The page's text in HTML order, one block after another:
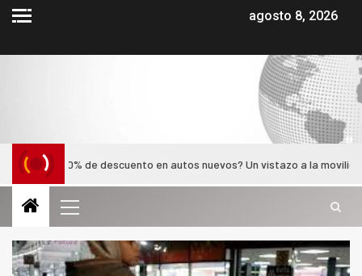
agosto 8, 2026
30% de descuento en autos nuevos? Un vistazo a la movilidad en